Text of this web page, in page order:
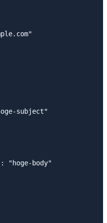
subject"
"hoge-body"